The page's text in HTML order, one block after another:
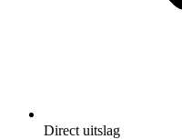
Direct uitslag